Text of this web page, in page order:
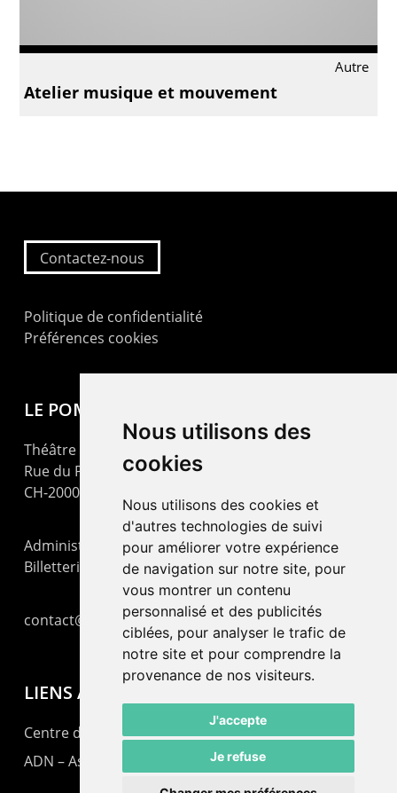
Nous utilisons des
cookies
Nous utilisons des cookies et
d'autres technologies de suivi
pour améliorer votre expérience
de navigation sur notre site, pour
vous montrer un contenu
personnalisé et des publicités
ciblées, pour analyser le trafic de
notre site et pour comprendre la
provenance de nos visiteurs.
J'accepte
Je refuse
Autre
Atelier musique et mouvement
Contactez-nous
Politique de confidentialité
Préférences cookies
LE POMMIER
Théâtre – Centre Culturel Neuchâtelois
Rue du Pommier 9
CH-2000 Neuchâtel
Administration : +41 32 725 03 03
Billetterie : +41 32 725 05 05
contact@lepommier.ch
LIENS AMIS
Centre de culture ABC
ADN – Association Danse Neuchâtel